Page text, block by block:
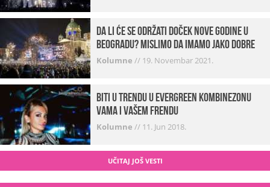
Da li će se održati doček Nove godine u
Beogradu? Mislimo da imamo jako DOBRE
VESTI!
Kolumne // 19. Novembar 2021.
Biti u trendu u Evergreen kombinezonu
vama i vašem frendu
Kolumne // 11. Jun 2018.
UČITAJ JOŠ VESTI